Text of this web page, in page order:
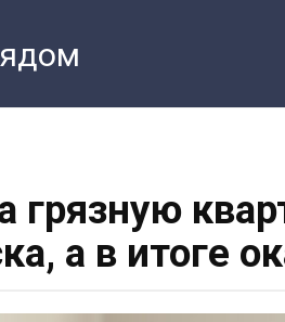
грязную
а в итоге